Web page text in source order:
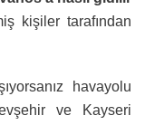
kişiler tarafından
havayolu
ve Kayseri